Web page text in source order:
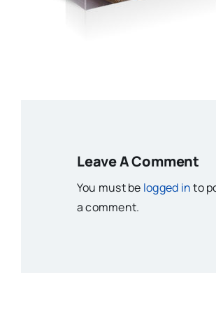
Leave A Comment
You must be logged into
a comment.